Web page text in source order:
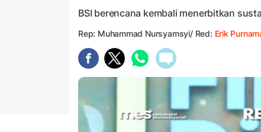
BSI berencana kembali menerbitkan
Rep: Muhammad Nursyamsyi/ Red: Erik